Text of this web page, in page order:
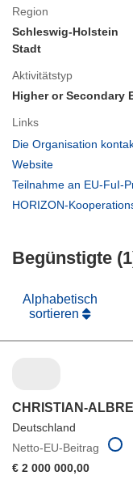
Region
Schleswig-Holstein
Stadt
Aktivitätstyp
Higher or Secondary
Links
Die Organisation
Website
in
Fenster)
Teilnahme an EU-FuI-
HORIZON-
Begünstigte
Alphabetisch
sortieren
CHRISTIAN-
Deutschland
Netto-EU-Beitrag
€ 2 000 000,00